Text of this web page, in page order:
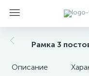
Рамка 3
Описание